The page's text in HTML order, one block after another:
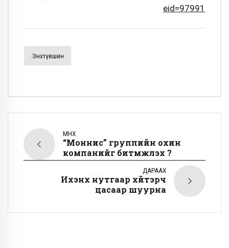
eid=97991
Ө.Энхтүвшин
ӨМНӨХ
“Моннис” группийн охин
компанийг битүүмжлэх үү?
ДАРААХ
Ихэнх нутгаар хүйтэрч
цасаар шуурна